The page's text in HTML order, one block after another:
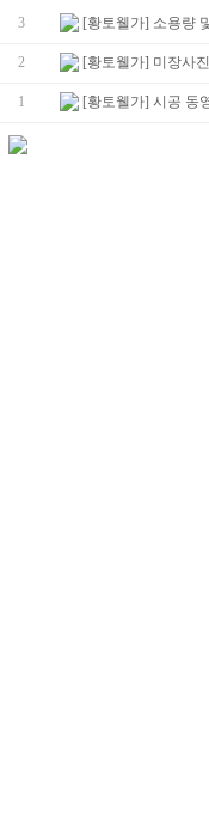
3 [황토웰가] 소용량
2 [황토웰가] 미장사
1 [황토웰가] 시공 동